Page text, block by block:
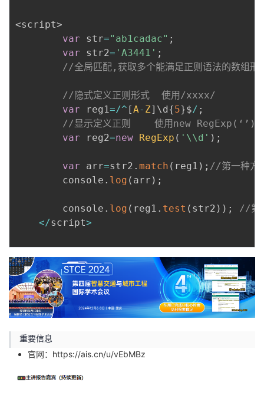
<script>
var str="ab1cadac" ;
var str2= 'A3441' ;
//全局匹配,获取多个能满足正则语法的数组形
//隐式定义正则形式  使用/xxxx/
var reg1 =/^ [A- Z] \d{5}$/ ;
//显示定义正则    使用new RegExp(‘’)
var reg2=new RegExp ( '\\d' ) ;
var arr=str2 . match ( reg1 ) ; //第一种
        console
. log ( arr ) ;
        console
. log ( reg1 . test ( str2 ) ) ;
//第
</script>
重要信息
官网： https://ais.cn/u/vEbMBz